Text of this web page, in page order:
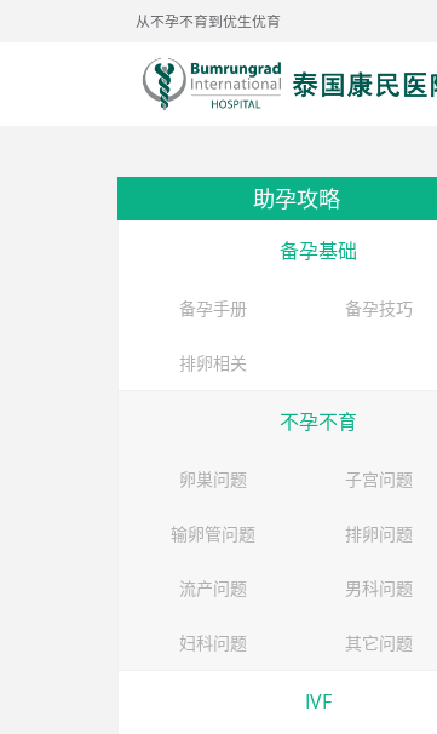
从不孕不育到优生优育
助孕攻略
备孕基础
备孕手册 备孕技巧
排卵相关
不孕不育
卵巣问题 子宫问题
输卵管问题 排卵问题
流产问题 男科问题
妇科问题 其它问题
IVF